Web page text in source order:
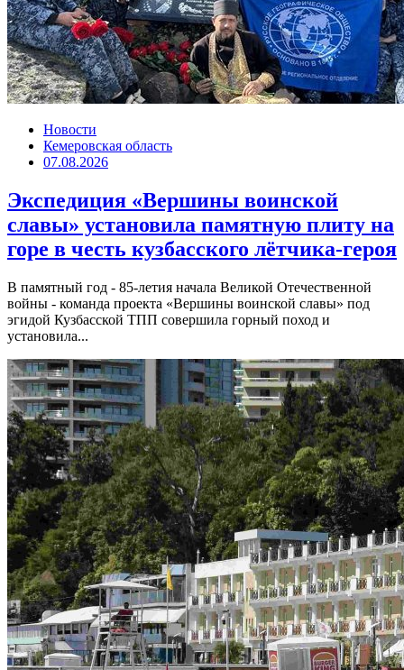
Новости
Кемеровская область
07.08.2026
Экспедиция «Вершины воинской
славы» установила памятную плиту на
горе в честь кузбасского лётчика-героя
В памятный год - 85-летия начала Великой Отечественной
войны - команда проекта «Вершины воинской славы» под
эгидой Кузбасской ТПП совершила горный поход и
установила...